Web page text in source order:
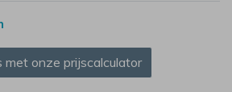
met onze prijscalculator